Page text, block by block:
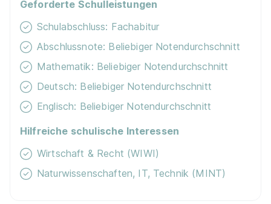
Geforderte Schulleistungen
Schulabschluss: Fachabitur
Abschlussnote: Beliebiger Notendurchschnitt
Mathematik: Beliebiger Notendurchschnitt
Deutsch: Beliebiger Notendurchschnitt
Englisch: Beliebiger Notendurchschnitt
Hilfreiche schulische Interessen
Wirtschaft & Recht (WIWI)
Naturwissenschaften, IT, Technik (MINT)